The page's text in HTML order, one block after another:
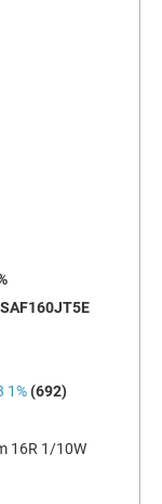
1%(692)
16R 1/10W